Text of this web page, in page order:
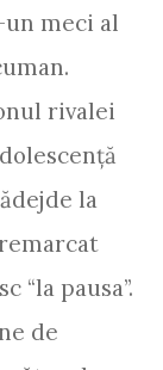
meci al
rivalei
la
“la pausa”.
de